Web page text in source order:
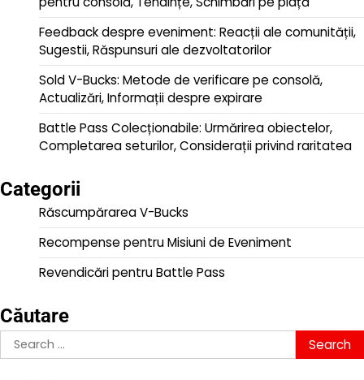
Feedback despre eveniment: Reacții ale comunității,
Sugestii, Răspunsuri ale dezvoltatorilor
Sold V-Bucks: Metode de verificare pe consolă,
Actualizări, Informații despre expirare
Battle Pass Colecționabile: Urmărirea obiectelor,
Completarea seturilor, Considerații privind raritatea
Categorii
Răscumpărarea V-Bucks
Recompense pentru Misiuni de Eveniment
Revendicări pentru Battle Pass
Căutare
Search
for: